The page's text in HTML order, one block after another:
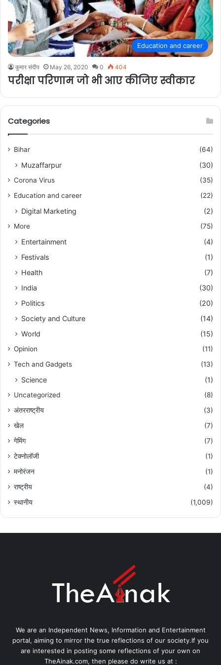
Education and career
कुमार संदीप May 26, 2020 0 404
परीक्षा परिणाम जो भी आए कीजिए स्वीकार
Categories
Bihar (64)
Muzaffarpur (30)
Corona Virus
(35)
Education and career
(22)
Digital Marketing (2)
More (75)
Entertainment
(4)
Festivals
(1)
Health
(7)
India
(30)
Politics
(20)
Society and Culture
(14)
World
(15)
Opinion
(11)
Tech and Gadgets
(13)
Science (1)
Uncategorized
(8)
अंतरराष्ट्रीय
(3)
खेल
(7)
गेमिंग
(7)
टेक्नोलॉजी
(1)
मनोरंजन
(1)
राष्ट्रीय
(4)
स्थानीय
(1,009)
We are an Independent News, Information and Entertainment
portal, aiming to mirror the true reflections of our society.If you
are interested in posting some reflections of your own on
TheAinak.com, then please do write us at :